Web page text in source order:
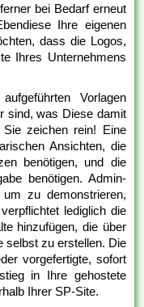
bei Bedarf erneut
Ihre eigenen
dass die Logos,
Ihres Unternehmens
Vorlagen
sind, was Diese damit
zeichen rein! Eine
Ansichten, die
benötigen, und die
benötigen. Admin-
zu demonstrieren,
lediglich die
hinzufügen, die über
selbst zu erstellen. Die
vorgefertigte, sofort
in Ihre gehostete
Ihrer SP-Site.